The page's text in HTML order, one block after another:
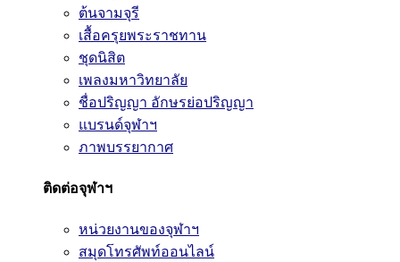
ต้นจามจุรี
เสื้อครุยพระราชทาน
ชุดนิสิต
เพลงมหาวิทยาลัย
ชื่อปริญญา อักษรย่อปริญญา
แบรนด์จุฬาฯ
ภาพบรรยากาศ
ติดต่อจุฬาฯ
หน่วยงานของจุฬาฯ
สมุดโทรศัพท์ออนไลน์